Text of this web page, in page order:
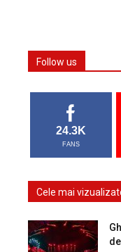
Follow us
24.3K
FANS
Cele mai